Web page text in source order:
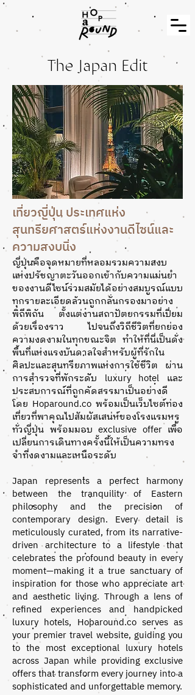
The Japan Edit
เที่ยวญี่ปุ่น ประเทศแห่ง
สุนทรียศาสตร์แห่งงานดีไซน์และ
ความสงบนิ่ง
ญี่ปุ่นคือจุดหมายที่หลอมรวมความสงบ
แห่งปรัชญาตะวันออกเข้ากับความแม่นยำ
ของงานดีไซน์ร่วมสมัยได้อย่างสมบูรณ์แบบ
ทุกรายละเอียดล้วนถูกกลั่นกรองมาอย่าง
พิถีพิถัน ตั้งแต่งานสถาปัตยกรรมที่เปี่ยม
ด้วยเรื่องราว ไปจนถึงวิถีชีวิตที่ยกย่อง
ความงดงามในทุกขณะจิต ทำให้ที่นี่เป็นดั่ง
พื้นที่แห่งแรงบันดาลใจสำหรับผู้ที่รักใน
ศิลปะและสุนทรียภาพแห่งการใช้ชีวิต ผ่าน
การสำรวจที่พักระดับ luxury hotel และ
ประสบการณ์ที่ถูกคัดสรรมาเป็นอย่างดี
โดย Hoparound.co พร้อมเป็นเว็บไซต์ท่อง
เที่ยวที่พาคุณไปสัมผัสเสน่ห์ของโรงแรมหรู
ทั่วญี่ปุ่น พร้อมมอบ exclusive offer เพื่อ
เปลี่ยนการเดินทางครั้งนี้ให้เป็นความทรง
จำที่งดงามและเหนือระดับ
Japan represents a perfect harmony
between the tranquility of Eastern
philosophy and the precision of
contemporary design. Every detail is
meticulously curated, from its narrative-
driven architecture to a lifestyle that
celebrates the profound beauty in every
moment—making it a true sanctuary of
inspiration for those who appreciate art
and aesthetic living. Through a lens of
refined experiences and handpicked
luxury hotels, Hoparound.co serves as
your premier travel website, guiding you
to the most exceptional luxury hotels
across Japan while providing exclusive
offers that transform every journey into a
sophisticated and unforgettable memory.